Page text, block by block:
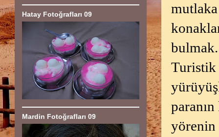
Turistik
paranın
yörenin
Hatay Fotoğrafları 09
Mardin Fotoğrafları 09